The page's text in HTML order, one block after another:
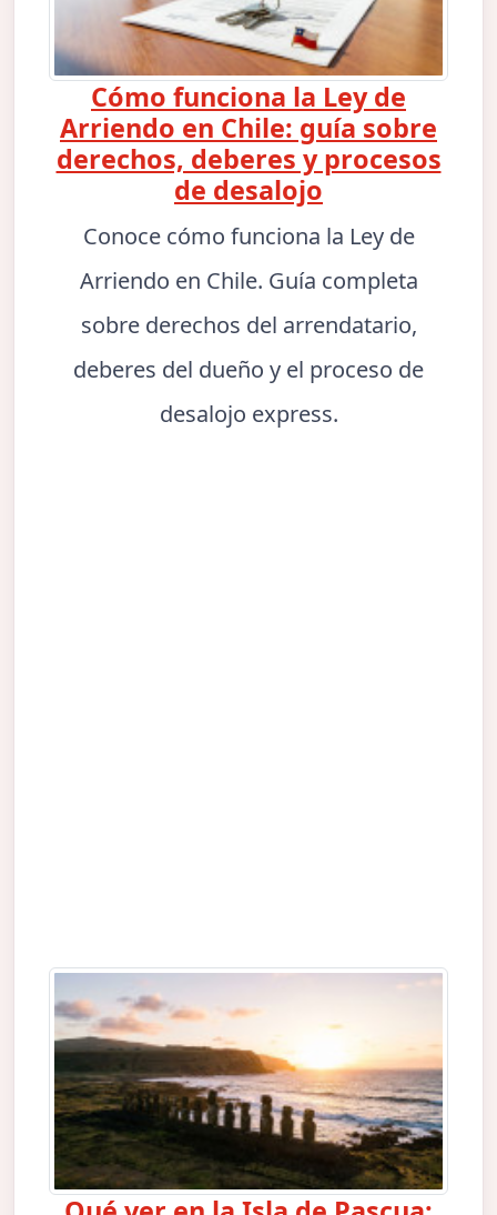
Cómo funciona la Ley de
Arriendo en Chile: guía sobre
derechos, deberes y procesos
de desalojo
Conoce cómo funciona la Ley de
Arriendo en Chile. Guía completa
sobre derechos del arrendatario,
deberes del dueño y el proceso de
desalojo express.